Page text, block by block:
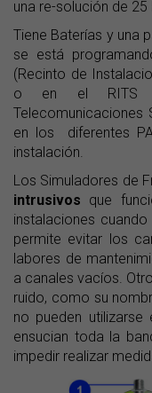
una re-solución de 25
Tiene Baterías y una
se está
(Recinto de
o en el RITS
en los diferentes
instalación.
Los Simuladores de
intrusivos que
instalaciones
permite evitar los
labores de
a canales vacíos.
ruido, como su
no pueden
ensucian toda la
impedir realizar